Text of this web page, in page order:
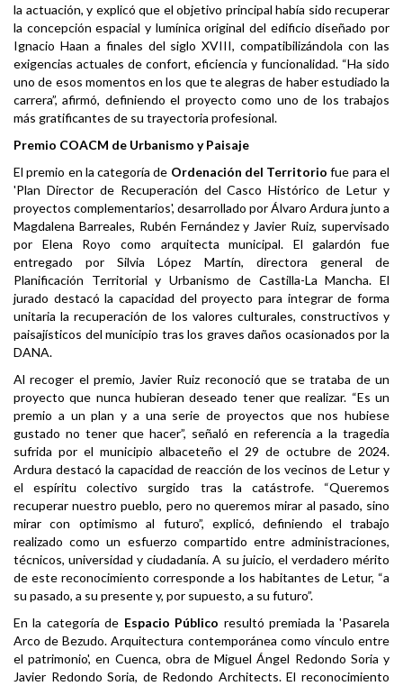
la actuación, y explicó que el objetivo principal había sido recuperar
la concepción espacial y lumínica original del edificio diseñado por
Ignacio Haan a finales del siglo XVIII, compatibilizándola con las
exigencias actuales de confort, eficiencia y funcionalidad. “Ha sido
uno de esos momentos en los que te alegras de haber estudiado la
carrera”, afirmó, definiendo el proyecto como uno de los trabajos
más gratificantes de su trayectoria profesional.
Premio COACM de Urbanismo y Paisaje
El premio en la categoría de Ordenación del Territorio fue para el
'Plan Director de Recuperación del Casco Histórico de Letur y
proyectos complementarios', desarrollado por Álvaro Ardura junto a
Magdalena Barreales, Rubén Fernández y Javier Ruiz, supervisado
por Elena Royo como arquitecta municipal. El galardón fue
entregado por Silvia López Martín, directora general de
Planificación Territorial y Urbanismo de Castilla-La Mancha. El
jurado destacó la capacidad del proyecto para integrar de forma
unitaria la recuperación de los valores culturales, constructivos y
paisajísticos del municipio tras los graves daños ocasionados por la
DANA.
Al recoger el premio, Javier Ruiz reconoció que se trataba de un
proyecto que nunca hubieran deseado tener que realizar. “Es un
premio a un plan y a una serie de proyectos que nos hubiese
gustado no tener que hacer”, señaló en referencia a la tragedia
sufrida por el municipio albaceteño el 29 de octubre de 2024.
Ardura destacó la capacidad de reacción de los vecinos de Letur y
el espíritu colectivo surgido tras la catástrofe. “Queremos
recuperar nuestro pueblo, pero no queremos mirar al pasado, sino
mirar con optimismo al futuro”, explicó, definiendo el trabajo
realizado como un esfuerzo compartido entre administraciones,
técnicos, universidad y ciudadanía. A su juicio, el verdadero mérito
de este reconocimiento corresponde a los habitantes de Letur, “a
su pasado, a su presente y, por supuesto, a su futuro”.
En la categoría de Espacio Público resultó premiada la 'Pasarela
Arco de Bezudo. Arquitectura contemporánea como vínculo entre
el patrimonio', en Cuenca, obra de Miguel Ángel Redondo Soria y
Javier Redondo Soria, de Redondo Architects. El reconocimiento